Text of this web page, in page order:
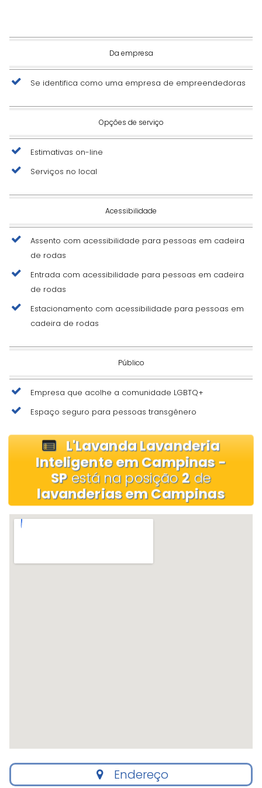
Da empresa
Se identifica como uma empresa de empreendedoras
Opções de serviço
Estimativas on-line
Serviços no local
Acessibilidade
Assento com acessibilidade para pessoas em cadeira
de rodas
Entrada com acessibilidade para pessoas em cadeira
de rodas
Estacionamento com acessibilidade para pessoas em
cadeira de rodas
Público
Empresa que acolhe a comunidade LGBTQ+
Espaço seguro para pessoas transgênero
L'Lavanda Lavanderia
Inteligente em Campinas -
SP está na posição2de
lavanderias em Campinas
Endereço